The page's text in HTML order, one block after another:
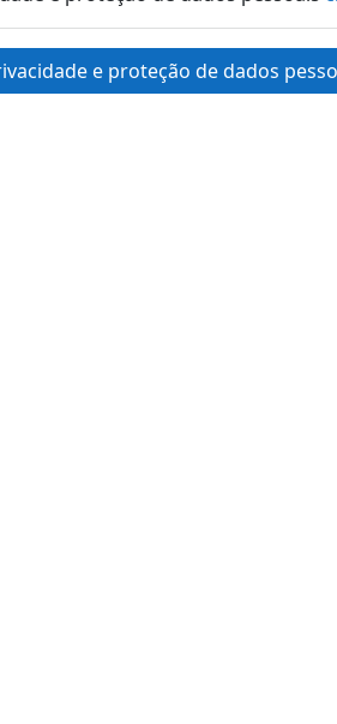
e proteção de dados